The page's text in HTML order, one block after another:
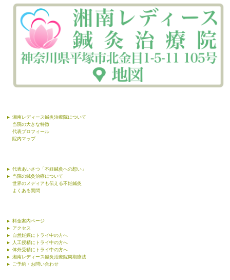
湘南レディース鍼灸治療院について
当院の大きな特徴
代表プロフィール
院内マップ
代表あいさつ「不妊鍼灸への想い」
当院の鍼灸治療について
世界のメディアも伝える不妊鍼灸
よくある質問
料金案内ページ
アクセス
自然妊娠にトライ中の方へ
人工授精にトライ中の方へ
体外受精にトライ中の方へ
湘南レディース鍼灸治療院周期療法
ご予約・お問い合わせ